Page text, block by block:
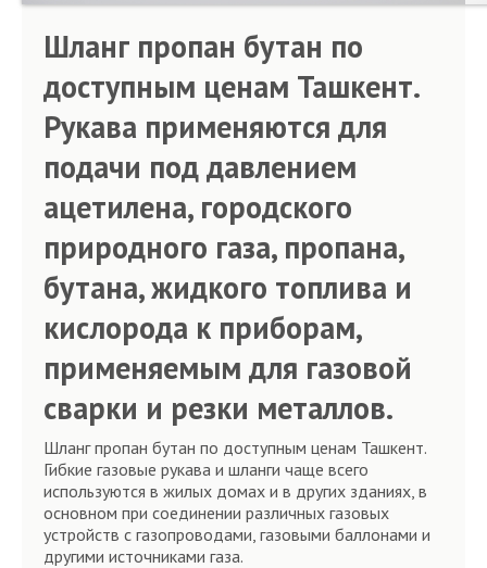
Шланг пропан бутан по
доступным ценам Ташкент.
Рукава применяются для
подачи под давлением
ацетилена, городского
природного газа, пропана,
бутана, жидкого топлива и
кислорода к приборам,
применяемым для газовой
сварки и резки металлов.
Шланг пропан бутан по доступным ценам Ташкент.
Гибкие газовые рукава и шланги чаще всего
используются в жилых домах и в других зданиях, в
основном при соединении различных газовых
устройств с газопроводами, газовыми баллонами и
другими источниками газа.